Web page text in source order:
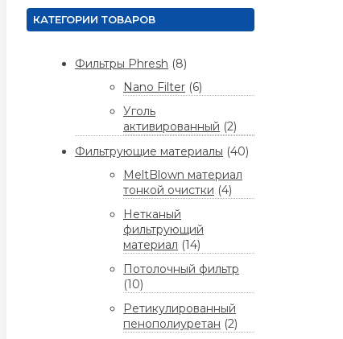
КАТЕГОРИИ ТОВАРОВ
Фильтры Phresh (8)
Nano Filter (6)
Уголь
активированный (2)
Фильтрующие материалы (40)
MeltBlown материал
тонкой очистки (4)
Нетканый
фильтрующий
материал (14)
Потолочный фильтр
(10)
Ретикулированный
пенополиуретан (2)